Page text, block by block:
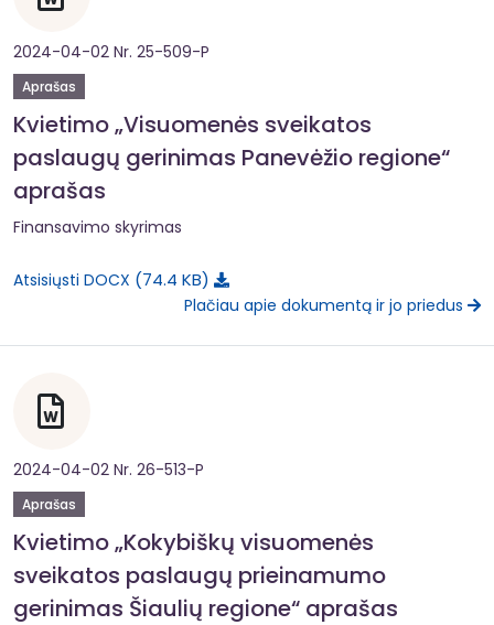
2024-04-02 Nr. 25-509-P
Aprašas
Kvietimo „Visuomenės sveikatos
paslaugų gerinimas Panevėžio regione“
aprašas
Finansavimo skyrimas
Atsisiųsti DOCX 74.4 KB
Plačiau apie dokumentą ir jo priedus
2024-04-02 Nr. 26-513-P
Aprašas
Kvietimo „Kokybiškų visuomenės
sveikatos paslaugų prieinamumo
gerinimas Šiaulių regione“ aprašas